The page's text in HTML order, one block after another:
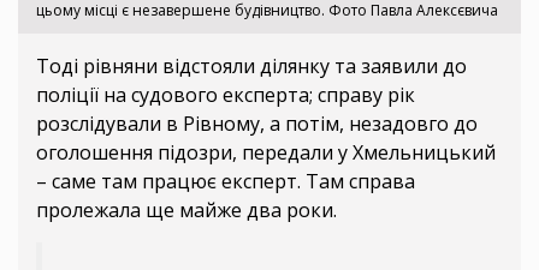
цьому місці є незавершене будівництво. Фото Павла Алексєвича
Тоді рівняни відстояли ділянку та заявили до
поліції на судового експерта; справу рік
розслідували в Рівному, а потім, незадовго до
оголошення підозри, передали у Хмельницький
– саме там працює експерт. Там справа
пролежала ще майже два роки.